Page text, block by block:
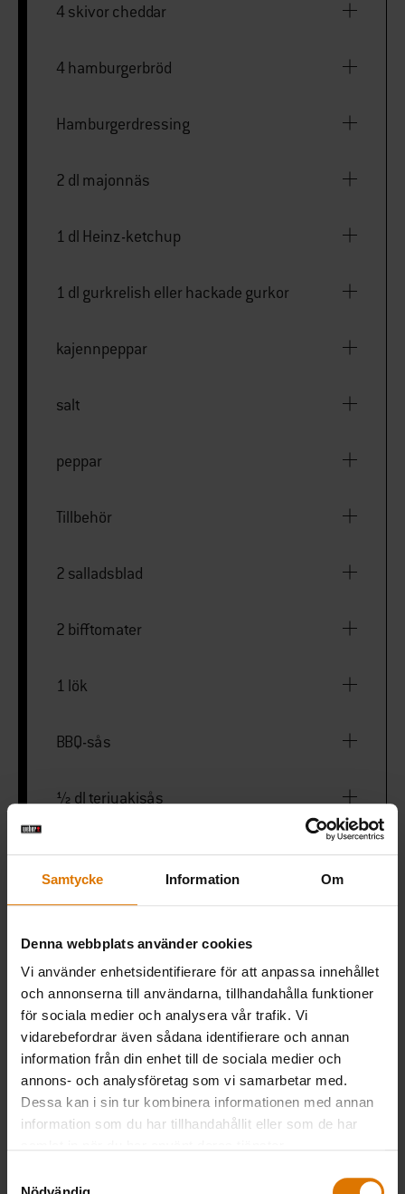
Samtycke Information Om
Denna webbplats använder cookies
Vi använder enhetsidentifierare för att anpassa innehållet
och annonserna till användarna, tillhandahålla funktioner
för sociala medier och analysera vår trafik. Vi
vidarebefordrar även sådana identifierare och annan
information från din enhet till de sociala medier och
annons- och analysföretag som vi samarbetar med.
Dessa kan i sin tur kombinera informationen med annan
information som du har tillhandahållit eller som de har
4 skivor cheddar
4 hamburgerbröd
Hamburgerdressing
2 dl majonnäs
1 dl Heinz-ketchup
1 dl gurkrelish eller hackade gurkor
kajennpeppar
salt
peppar
Tillbehör
2 salladsblad
2 bifftomater
1 lök
BBQ-sås
½ dl teriyakisås
½ dl sweet chili-sås
3 msk akaciehonung
1 tsk salt
½ tsk peppar
½ dl chiliketchup